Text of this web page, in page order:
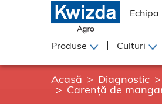
Echipa
Produse Culturi
Acasă Diagnostic
Carență de